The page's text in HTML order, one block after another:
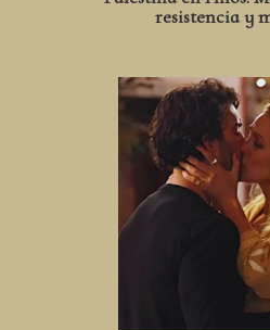
resistencia y